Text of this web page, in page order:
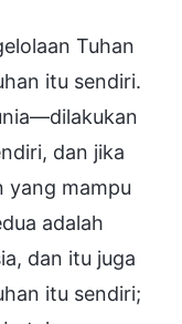
Tuhan
itu sendiri.
dan jika
yang mampu
adalah
dan itu juga
itu sendiri;